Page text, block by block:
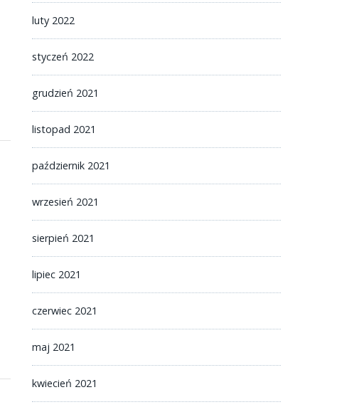
luty 2022
styczeń 2022
grudzień 2021
listopad 2021
październik 2021
wrzesień 2021
sierpień 2021
lipiec 2021
czerwiec 2021
maj 2021
kwiecień 2021